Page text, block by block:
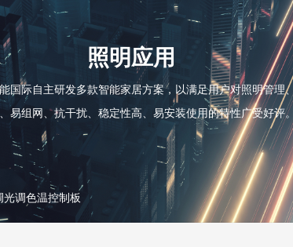
照明应用
际自主研发多款智能家居方案，以满足用户对照明管
易组网、抗干扰、稳定性高、易安装使用的特性广受好评
光调色温控制板